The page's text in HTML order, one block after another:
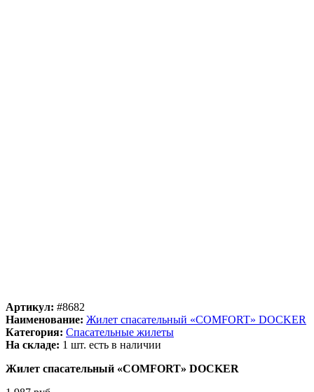
Артикул: #8682
Наименование: Жилет спасательный «COMFORT» DOCKER
Категория: Спасательные жилеты
На складе: 1 шт. есть в наличии
Жилет спасательный «COMFORT» DOCKER